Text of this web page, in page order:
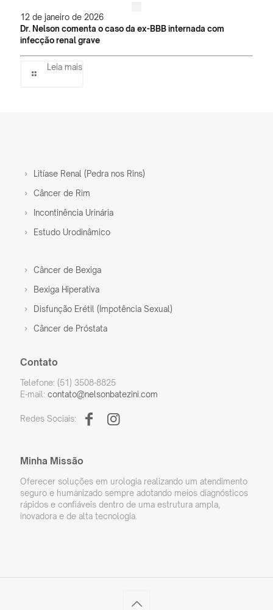
12 de janeiro de 2026
Dr. Nelson comenta o caso da ex-BBB internada com
infecção renal grave
Leia mais
Litíase Renal (Pedra nos Rins)
Câncer de Rim
Incontinência Urinária
Estudo Urodinâmico
Câncer de Bexiga
Bexiga Hiperativa
Disfunção Erétil (Impotência Sexual)
Câncer de Próstata
Contato
Telefone: (51) 3508-8825
E-mail: contato@nelsonbatezini.com
Redes Sociais:
Minha Missão
Oferecer soluções em urologia realizando um atendimento
seguro e humanizado sempre adotando meios diagnósticos
rápidos e confiáveis dentro de uma estrutura ampla,
inovadora e de alta tecnologia.